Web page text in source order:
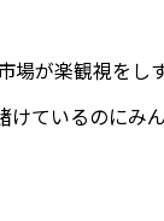
場が楽観視をし
けているのにみ